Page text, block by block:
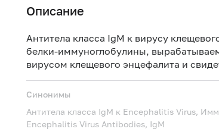
Описание
Антитела класса IgM к вирусу
белки-иммуноглобулины,
вирусом клещевого энцефалита и
Синонимы
Антитела класса IgM к Encephalitis Virus,
Encephalitis Virus Antibodies, IgM